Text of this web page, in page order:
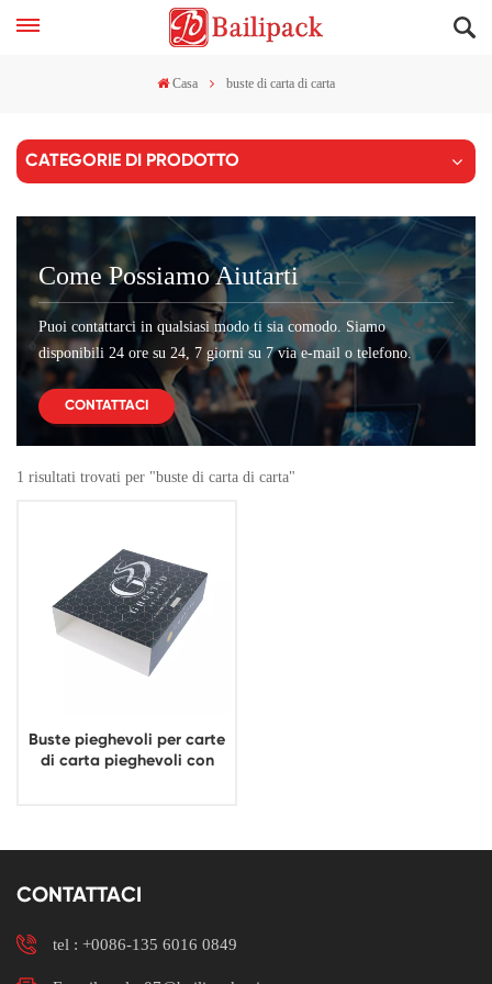
Casa buste di carta di carta
CATEGORIE DI PRODOTTO
Come Possiamo Aiutarti
Puoi contattarci in qualsiasi modo ti sia comodo. Siamo
disponibili 24 ore su 24, 7 giorni su 7 via e-mail o telefono.
CONTATTACI
1 risultati trovati per "buste di carta di carta"
Buste pieghevoli per carte
di carta pieghevoli con
CONTATTACI
tel : +0086-135 6016 0849